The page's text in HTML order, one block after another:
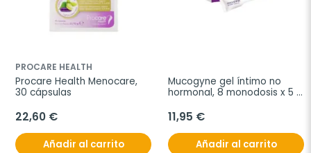
PROCARE HEALTH
Procare Health Menocare,
30 cápsulas
22,60 €
Añadir al carrito
Mucogyne gel íntimo no
hormonal, 8 monodosis x 5
11,95 €
Añadir al carrito